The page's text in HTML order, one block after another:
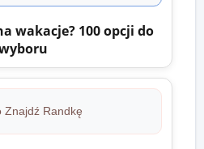
wakacje? 100 opcji do